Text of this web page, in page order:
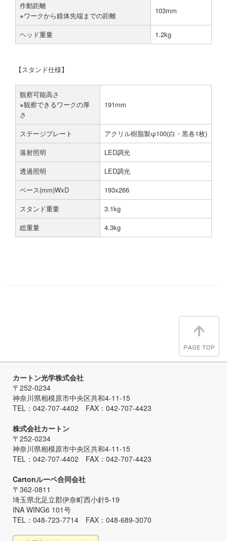
作動距離
※ワークから鏡体先端までの距離
103mm
ヘッド重量 1.2kg
【スタンド仕様】
観察可能高さ
※観察できるワークの厚
さ
191mm
ステージプレート
アクリル樹脂製φ100(白・黒各1枚)
落射照明
LED調光
透過照明
LED調光
ベース(mm)WxD
193x266
スタンド重量
3.1kg
総重量
4.3kg
カートン光学株式会社
〒252-0234
神奈川県相模原市中央区共和4-11-15
TEL：042-707-4402 FAX：042-707-4423
株式会社カートン
〒252-0234
神奈川県相模原市中央区共和4-11-15
TEL：042-707-4402 FAX：042-707-4423
Cartonルーペ合同会社
〒362-0811
埼玉県北足立郡伊奈町西小針5-19
INA WING6 101号
TEL：048-723-7714 FAX：048-689-3070